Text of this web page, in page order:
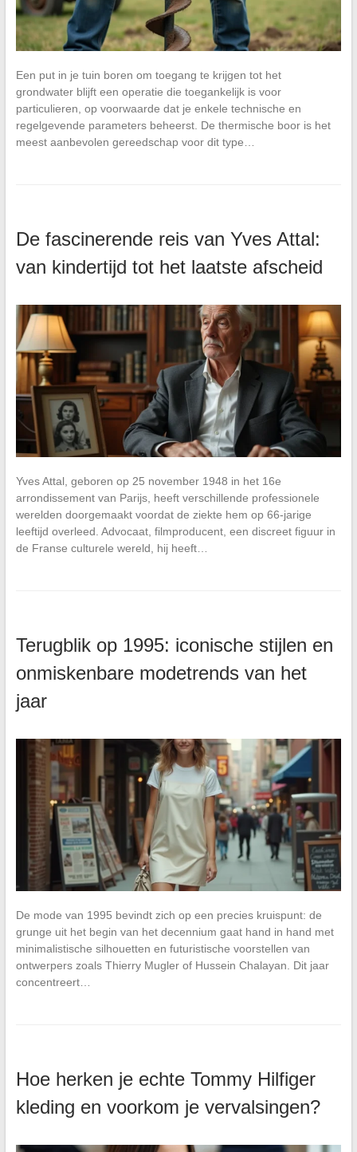
Een put in je tuin boren om toegang te krijgen tot het
grondwater blijft een operatie die toegankelijk is voor
particulieren, op voorwaarde dat je enkele technische en
regelgevende parameters beheerst. De thermische boor is het
meest aanbevolen gereedschap voor dit type…
De fascinerende reis van Yves Attal:
van kindertijd tot het laatste afscheid
Yves Attal, geboren op 25 november 1948 in het 16e
arrondissement van Parijs, heeft verschillende professionele
werelden doorgemaakt voordat de ziekte hem op 66-jarige
leeftijd overleed. Advocaat, filmproducent, een discreet figuur in
de Franse culturele wereld, hij heeft…
Terugblik op 1995: iconische stijlen en
onmiskenbare modetrends van het
jaar
De mode van 1995 bevindt zich op een precies kruispunt: de
grunge uit het begin van het decennium gaat hand in hand met
minimalistische silhouetten en futuristische voorstellen van
ontwerpers zoals Thierry Mugler of Hussein Chalayan. Dit jaar
concentreert…
Hoe herken je echte Tommy Hilfiger
kleding en voorkom je vervalsingen?